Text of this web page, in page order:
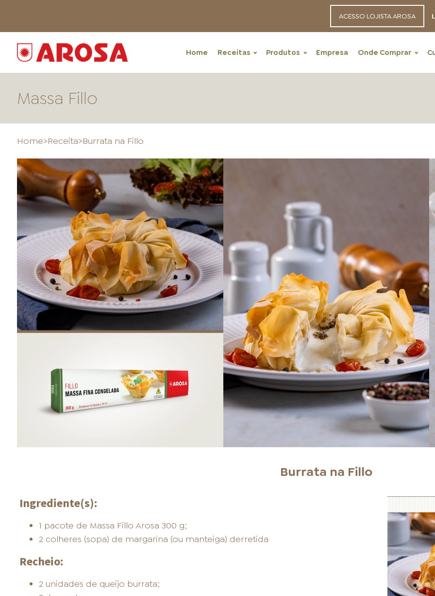
ACESSO LOJISTA AROSA
Home Receitas Produtos Empresa Onde Comprar
HOME
ONDE COMPRAR LOJAS AROSA
FOOD SERVICE EMPRESA
INVERNO SAC
Massa Fillo
Home>Receita>Burrata na Fillo
Burrata na Fillo
Ingrediente(s):
1 pacote de Massa Fillo Arosa 300 g;
2 colheres (sopa) de margarina (ou manteiga) derretida
Recheio:
2 unidades de queijo burrata;